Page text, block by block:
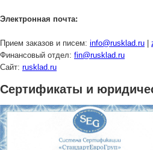
Электронная почта:
Прием заказов и писем: info@rusklad.ru
Финансовый отдел: fin@rusklad.ru
Сайт: rusklad.ru
Сертификаты и